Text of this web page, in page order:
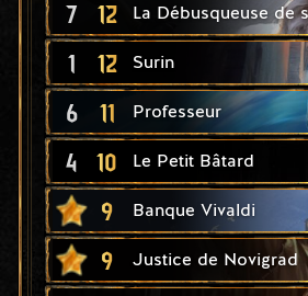
7 12 La Débusqueuse de
1 12 Surin
6 11 Professeur
4 10 Le Petit Bâtard
9 Banque Vivaldi
9 Justice de Novigrad